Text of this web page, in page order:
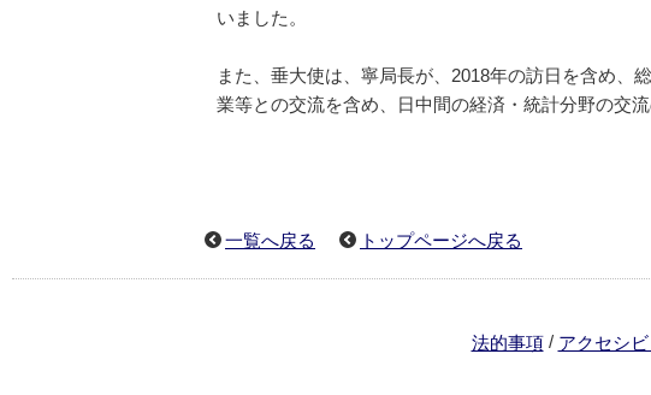
いました。
また、垂大使は、寧局長が、2018年の訪日を含め、
業等との交流を含め、日中間の経済・統計分野の交
一覧へ戻る トップページへ戻る
法的事項 / アクセシ